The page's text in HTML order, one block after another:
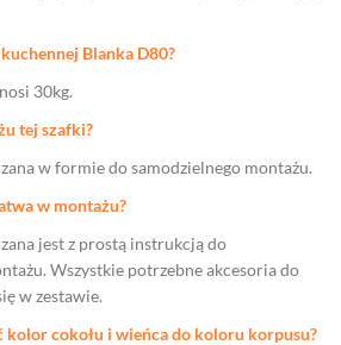
Blanka D80?
30kg.
tej szafki?
w formie do samodzielnego montażu.
w montażu?
jest z prostą instrukcją do
Wszystkie potrzebne akcesoria do
w zestawie.
kolor cokołu i wieńca do koloru korpusu?